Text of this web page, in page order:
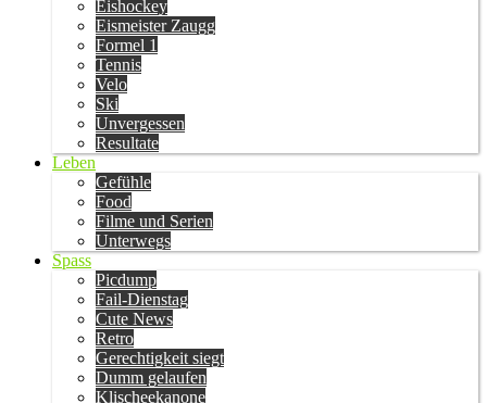
Eishockey
Eismeister Zaugg
Formel 1
Tennis
Velo
Ski
Unvergessen
Resultate
Leben
Gefühle
Food
Filme und Serien
Unterwegs
Spass
Picdump
Fail-Dienstag
Cute News
Retro
Gerechtigkeit siegt
Dumm gelaufen
Klischeekanone